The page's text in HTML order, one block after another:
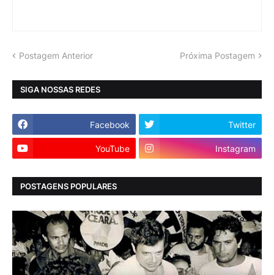
Postagem Anterior Próxima Postagem
SIGA NOSSAS REDES
Facebook Twitter
YouTube Instagram
POSTAGENS POPULARES